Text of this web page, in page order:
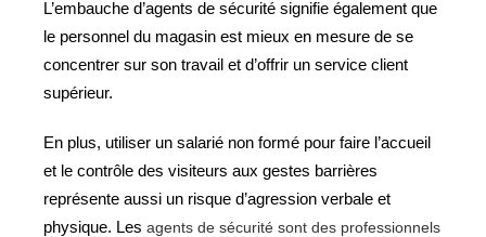
L’embauche d’agents de sécurité signifie également que
le personnel du magasin est mieux en mesure de se
concentrer sur son travail et d’offrir un service client
supérieur.
En plus, utiliser un salarié non formé pour faire l’accueil
et le contrôle des visiteurs aux gestes barrières
représente aussi un risque d’agression verbale et
physique. Les agents de sécurité sont des professionnels